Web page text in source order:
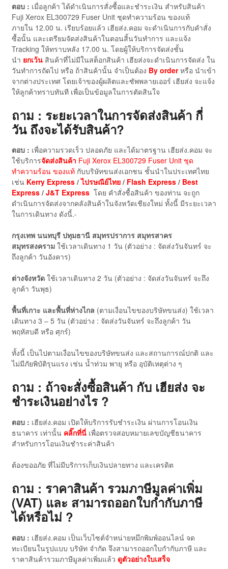
ตอบ : เมื่อลูกค้า ได้ดำเนินการสั่งซื้อและชำระเงิน สำหรับสินค้า
Fuji Xerox EL300729 Fuser Unit ชุดทำความร้อน ของแท้
ภายใน 12.00 น. เรียบร้อยแล้ว เฮียส่ง.คอม จะดำเนินการกับคำสั่ง
ซื้อนั้น และเตรียมจัดส่งสินค้าในตอนสิ้นวันทำการ และแจ้ง
Tracking ให้ทราบหลัง 17.00 น. โดยผู้ให้บริการจัดส่งชั้น
นำ ยกเว้นสินค้าที่ไม่มีในสต็อกสินค้า เฮียส่งจะดำเนินการจัดส่ง ใน
วันทำการถัดไป หรือ ถ้าสินค้านั้น จำเป็นต้อง By orderหรือ นำเข้า
จากต่างประเทศ โดยเจ้าของผู้ผลิตและซัพพลายเออร์ เฮียส่ง จะแจ้ง
ให้ลูกค้าทราบทันที เพื่อเป็นข้อมูลในการตัดสินใจ
ถาม : ระยะเวลาในการจัดส่งสินค้า กี่
วัน ถึงจะได้รับสินค้า?
ตอบ : เพื่อความรวดเร็ว ปลอดภัย และได้มาตรฐาน เฮียส่ง.คอม จะ
ใช้บริการจัดส่งสินค้า Fuji Xerox EL300729 Fuser Unit ชุด
ทำความร้อน ของแท้ กับบริษัทขนส่งเอกชน ชั้นนำในประเทศไทย
เช่น Kerry Express/ไปรษณีย์ไทย/ Flash Express/ Best
Express/ J&T Expressโดย คำสั่งซื้อสินค้า ของท่าน จะถูก
ดำเนินการจัดส่งจากคลังสินค้าในจังหวัดเชียงใหม่ ทั้งนี้ มีระยะเวลา
ในการเดินทาง ดังนี้.-
กรุงเทพ นนทบุรี ปทุมธานี สมุทรปราการ สมุทรสาคร
สมุทรสงครามใช้เวลาเดินทาง 1 วัน (ตัวอย่าง : จัดส่งวันจันทร์ จะ
ถึงลูกค้า วันอังคาร)
ต่างจังหวัดใช้เวลาเดินทาง 2 วัน (ตัวอย่าง : จัดส่งวันจันทร์ จะถึง
ลูกค้า วันพุธ)
พื้นที่เกาะ และพื้นที่ห่างไกล (ตามเงื่อนไขของบริษัทขนส่ง) ใช้เวลา
เดินทาง 3 – 5 วัน (ตัวอย่าง : จัดส่งวันจันทร์ จะถึงลูกค้า วัน
พฤหัสบดี หรือ ศุกร์)
ทั้งนี้ เป็นไปตามเงื่อนไขของบริษัทขนส่ง และสถานการณ์ปกติ และ
ไม่มีภัยพิบัติรุนแรง เช่น น้ำท่วม พายุ หรือ อุบัติเหตุต่าง ๆ
ถาม : ถ้าจะสั่งซื้อสินค้า กับ เฮียส่ง จะ
ชำระเงินอย่างไร ?
ตอบ : เฮียส่ง.คอม เปิดให้บริการรับชำระเงิน ผ่านการโอนเงิน
ธนาคาร เท่านั้น คลิ๊กที่นี่เพื่อตรวจสอบหมายเลขบัญชีธนาคาร
สำหรับการโอนเงินชำระค่าสินค้า
ต้องขออภัย ที่ไม่มีบริการเก็บเงินปลายทาง และเครดิต
ถาม : ราคาสินค้า รวมภาษีมูลค่าเพิ่ม
(VAT) และ สามารถออกใบกำกับภาษี
ได้หรือไม่ ?
ตอบ : เฮียส่ง.คอม เป็นเว็บไซต์จำหน่ายหมึกพิมพ์ออนไลน์ จด
ทะเบียนในรูปแบบ บริษัท จำกัด จึงสามารถออกใบกำกับภาษี และ
ราคาสินค้ารวมภาษีมูลค่าเพิ่มแล้ว ดูตัวอย่างใบเสร็จ